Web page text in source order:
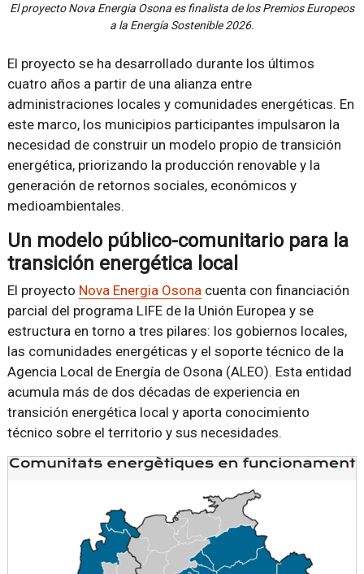
El proyecto Nova Energia Osona es finalista de los Premios Europeos
a la Energía Sostenible 2026.
El proyecto se ha desarrollado durante los últimos
cuatro años a partir de una alianza entre
administraciones locales y comunidades energéticas. En
este marco, los municipios participantes impulsaron la
necesidad de construir un modelo propio de transición
energética, priorizando la producción renovable y la
generación de retornos sociales, económicos y
medioambientales.
Un modelo público-comunitario para la
transición energética local
El proyecto Nova Energia Osona cuenta con financiación
parcial del programa LIFE de la Unión Europea y se
estructura en torno a tres pilares: los gobiernos locales,
las comunidades energéticas y el soporte técnico de la
Agencia Local de Energía de Osona (ALEO). Esta entidad
acumula más de dos décadas de experiencia en
transición energética local y aporta conocimiento
técnico sobre el territorio y sus necesidades.